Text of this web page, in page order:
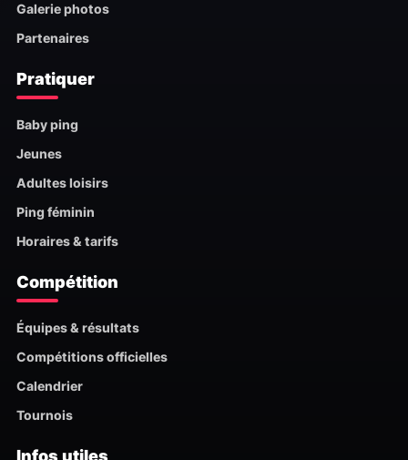
Galerie photos
Partenaires
Pratiquer
Baby ping
Jeunes
Adultes loisirs
Ping féminin
Horaires & tarifs
Compétition
Équipes & résultats
Compétitions officielles
Calendrier
Tournois
Infos utiles